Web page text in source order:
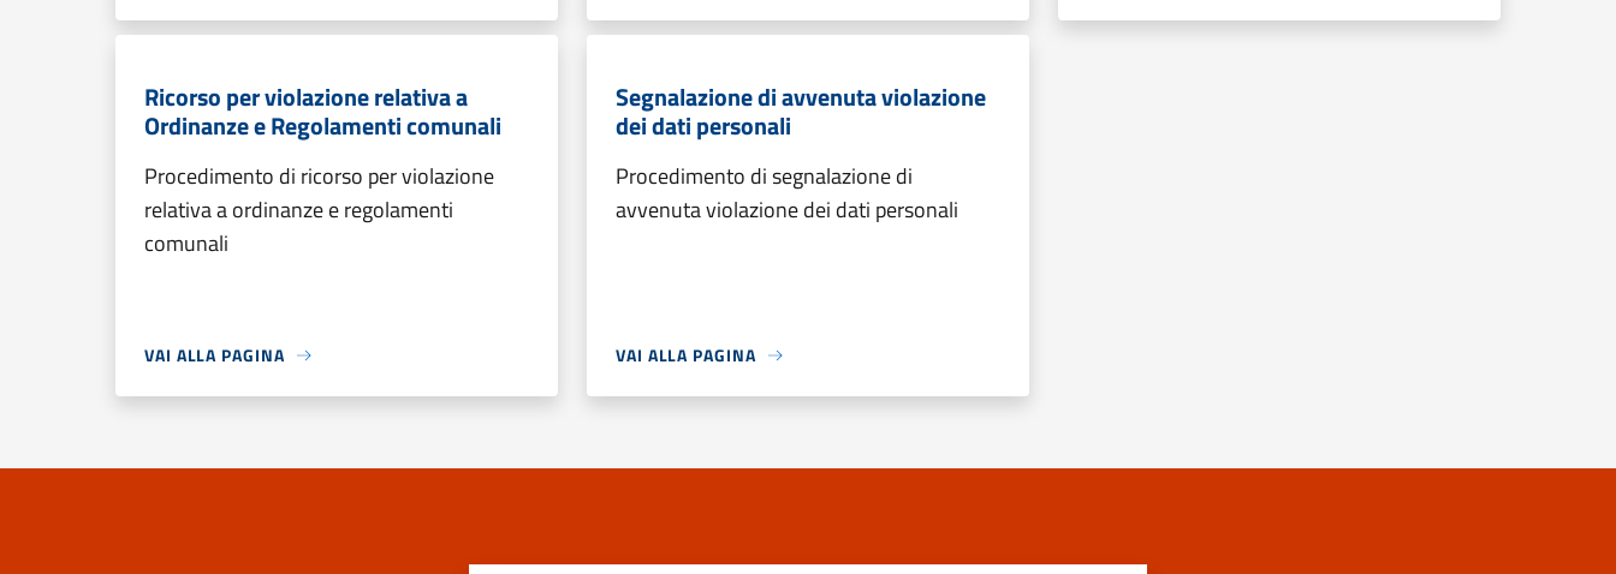
Ricorso per violazione relativa a
Ordinanze e Regolamenti comunali
Procedimento di ricorso per violazione
relativa a ordinanze e regolamenti
comunali
VAI ALLA PAGINA
Segnalazione di avvenuta violazione
dei dati personali
Procedimento di segnalazione di
avvenuta violazione dei dati personali
VAI ALLA PAGINA